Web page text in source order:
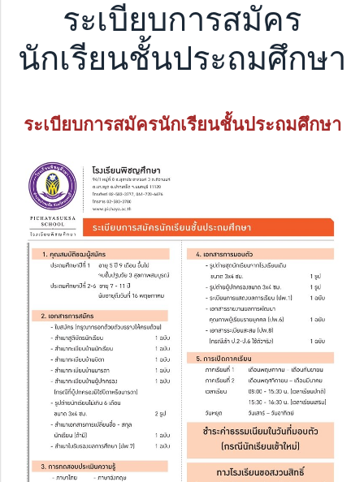
ระเบียบการสมัคร
นักเรียนชั้นประถมศึกษา
ระเบียบการสมัครนักเรียนชั้นประถมศึกษา